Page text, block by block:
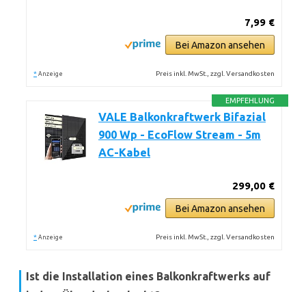
7,99 €
Bei Amazon ansehen
* Anzeige Preis inkl. MwSt., zzgl. Versandkosten
EMPFEHLUNG
VALE Balkonkraftwerk Bifazial
900 Wp - EcoFlow Stream - 5m
AC-Kabel
299,00 €
Bei Amazon ansehen
* Anzeige Preis inkl. MwSt., zzgl. Versandkosten
Ist die Installation eines Balkonkraftwerks auf